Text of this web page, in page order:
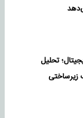
تحلیل